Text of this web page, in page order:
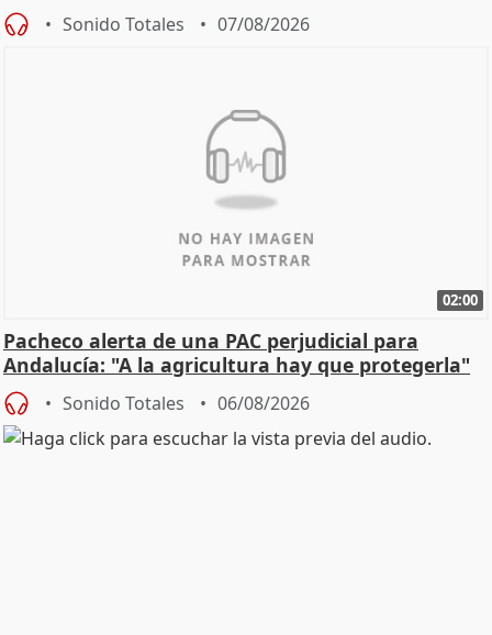
Sonido Totales 07/08/2026
02:00
Pacheco alerta de una PAC perjudicial para
Andalucía: "A la agricultura hay que protegerla"
Sonido Totales 06/08/2026